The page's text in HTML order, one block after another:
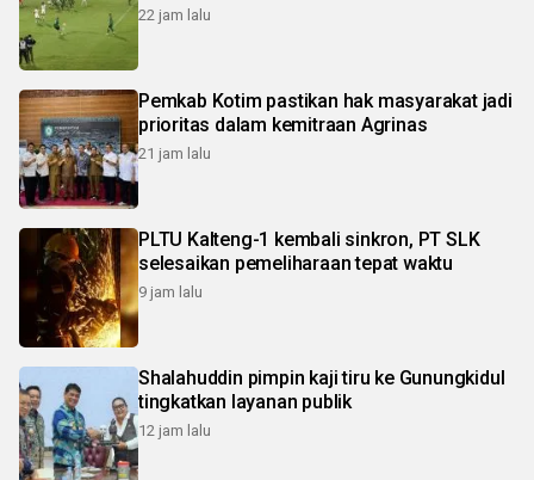
22 jam lalu
Pemkab Kotim pastikan hak masyarakat jadi
prioritas dalam kemitraan Agrinas
21 jam lalu
PLTU Kalteng-1 kembali sinkron, PT SLK
selesaikan pemeliharaan tepat waktu
9 jam lalu
Shalahuddin pimpin kaji tiru ke Gunungkidul
tingkatkan layanan publik
12 jam lalu